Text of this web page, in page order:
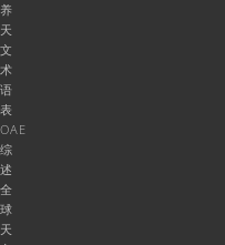
养
天
文
术
语
表
OAE
综
述
全
球
天